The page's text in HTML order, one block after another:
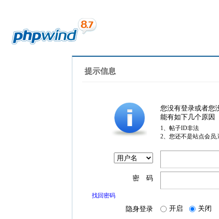
提示信息
您没有登录或者您
能有如下几个原因
1、帖子ID非法
2、您还不是站点会员
密 码
找回密码
隐身登录 开启 关闭